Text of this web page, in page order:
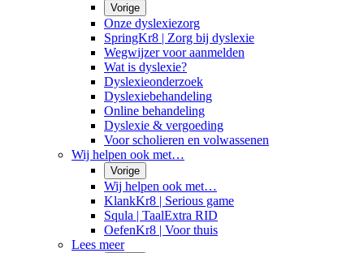
Vorige
Onze dyslexiezorg
SpringKr8 | Zorg bij dyslexie
Wegwijzer voor aanmelden
Wat is dyslexie?
Dyslexieonderzoek
Dyslexiebehandeling
Online behandeling
Dyslexie & vergoeding
Voor scholieren en volwassenen
Wij helpen ook met…
Vorige
Wij helpen ook met…
KlankKr8 | Serious game
Squla | TaalExtra RID
OefenKr8 | Voor thuis
Lees meer